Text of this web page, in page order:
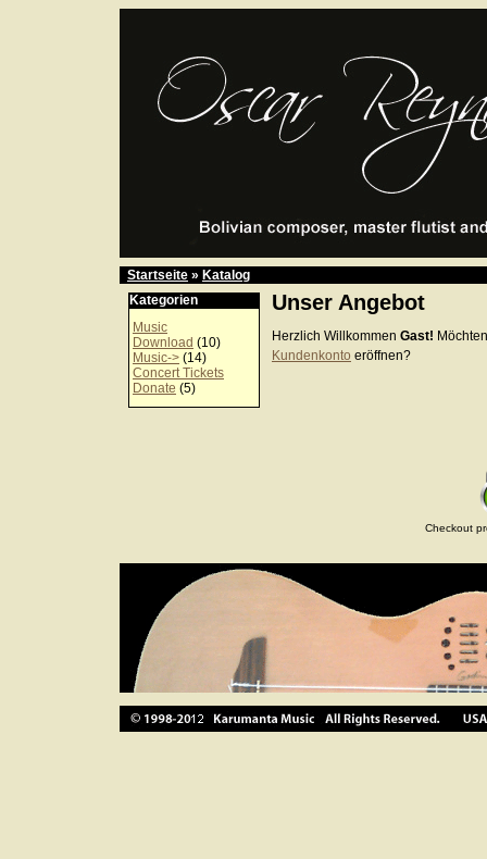
Startseite » Katalog
Kategorien
Music
Download (10)
Music-> (14)
Concert Tickets
Donate (5)
Unser Angebot
Herzlich Willkommen Gast!
Kundenkonto eröffnen?
Checkout